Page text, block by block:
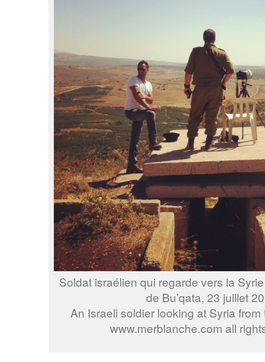
Soldat israélien qui regarde vers la
de Bu’qata, 23 juillet
An Israeli soldier looking at Syria
www.merblanche.com all